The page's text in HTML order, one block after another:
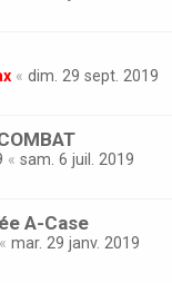
« dim. 29 sept. 2019
« sam. 6 juil. 2019
A-Case
« mar. 29 janv. 2019